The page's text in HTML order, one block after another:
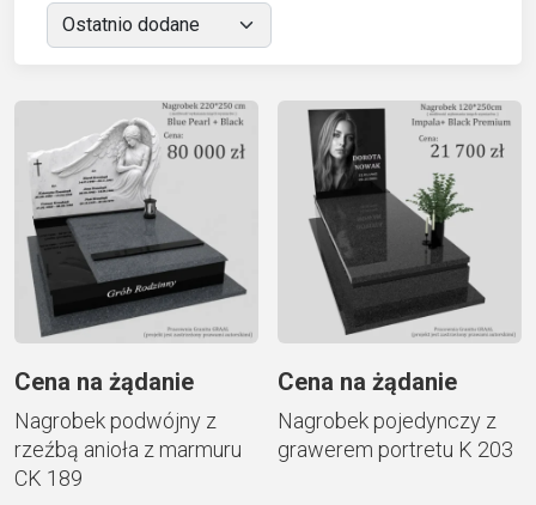
Cena na żądanie
Nagrobek podwójny z
rzeźbą anioła z marmuru
CK 189
Cena na żądanie
Nagrobek pojedynczy z
grawerem portretu K 203